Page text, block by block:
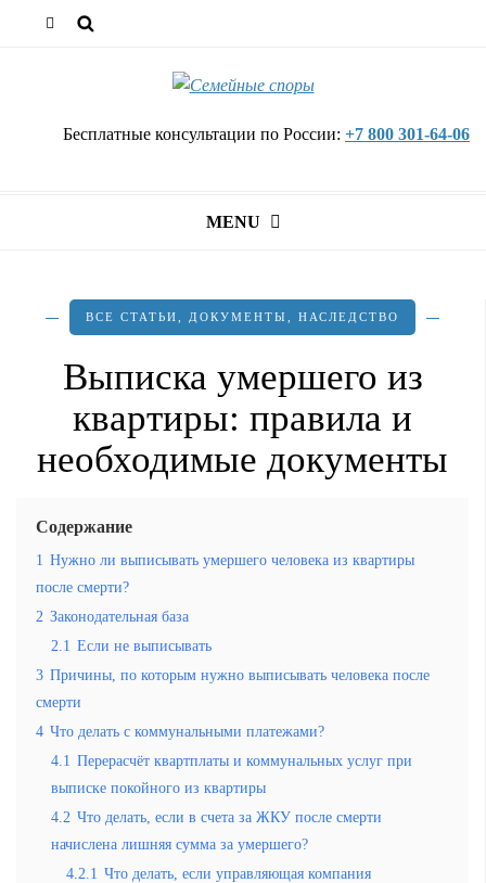
Бесплатные консультации по России: +7 800 301-64-06
MENU
ВСЕ СТАТЬИ ДОКУМЕНТЫ НАСЛЕДСТВО
Выписка умершего из
квартиры: правила и
необходимые документы
Содержание
1 Нужно ли выписывать умершего человека из квартиры
после смерти?
2 Законодательная база
2.1 Если не выписывать
3 Причины, по которым нужно выписывать человека после
смерти
4 Что делать с коммунальными платежами?
4.1 Перерасчёт квартплаты и коммунальных услуг при
выписке покойного из квартиры
4.2 Что делать, если в счета за ЖКУ после смерти
начислена лишняя сумма за умершего?
4.2.1 Что делать, если управляющая компания